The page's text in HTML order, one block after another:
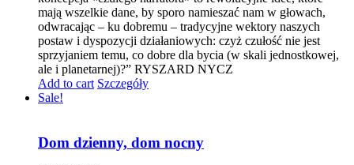
mają wszelkie dane, by sporo namieszać nam w głowach,
odwracając – ku dobremu – tradycyjne wektory naszych
postaw i dyspozycji działaniowych: czyż czułość nie jest
sprzyjaniem temu, co dobre dla bycia (w skali jednostkowej,
ale i planetarnej)?” RYSZARD NYCZ
Add to cart Szczegóły
Sale!
Dom dzienny, dom nocny